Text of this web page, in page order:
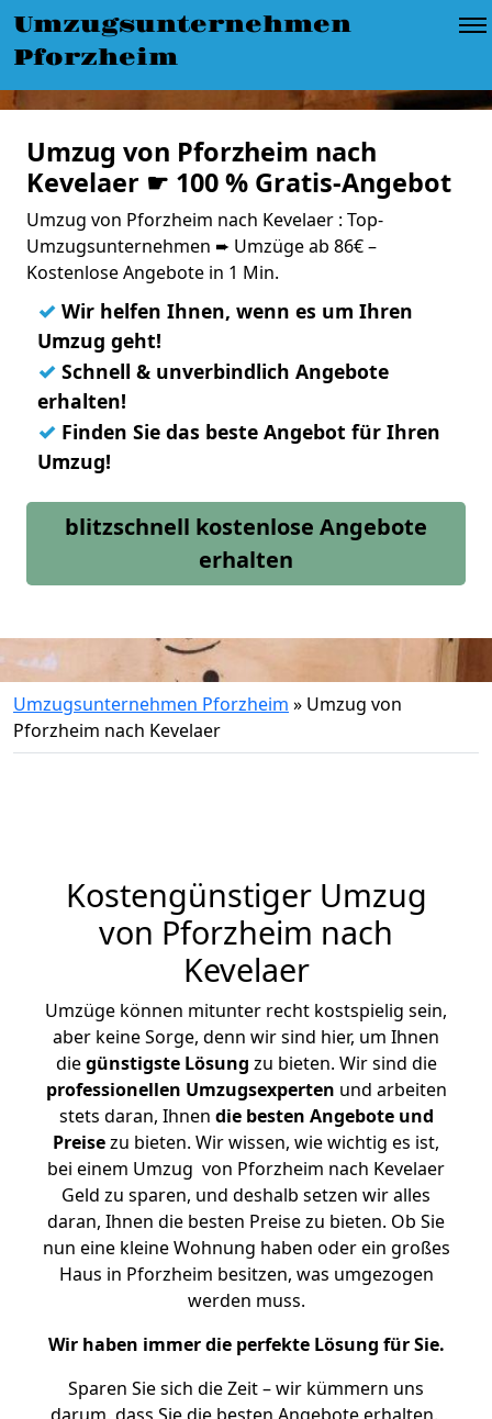
Umzugsunternehmen
Pforzheim
Umzug von Pforzheim nach
Kevelaer ☛ 100 % Gratis-Angebot
Umzug von Pforzheim nach Kevelaer : Top-
Umzugsunternehmen ➨ Umzüge ab 86€ –
Kostenlose Angebote in 1 Min.
✓ Wir helfen Ihnen, wenn es um Ihren
Umzug geht!
✓ Schnell & unverbindlich Angebote
erhalten!
✓ Finden Sie das beste Angebot für Ihren
Umzug!
blitzschnell kostenlose Angebote
erhalten
Umzugsunternehmen Pforzheim » Umzug von
Pforzheim nach Kevelaer
Kostengünstiger Umzug
von Pforzheim nach
Kevelaer
Umzüge können mitunter recht kostspielig sein,
aber keine Sorge, denn wir sind hier, um Ihnen
diegünstigste Lösung zu bieten. Wir sind die
professionellen Umzugsexperten und arbeiten
stets daran, Ihnen die besten Angebote und
Preisezu bieten. Wir wissen, wie wichtig es ist,
bei einem Umzug von Pforzheim nach Kevelaer
Geld zu sparen, und deshalb setzen wir alles
daran, Ihnen die besten Preise zu bieten. Ob Sie
nun eine kleine Wohnung haben oder ein großes
Haus in Pforzheim besitzen, was umgezogen
werden muss.
Wir haben immer die perfekte Lösung für Sie.
Sparen Sie sich die Zeit – wir kümmern uns